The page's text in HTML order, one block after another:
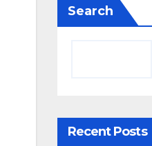
Search
Recent Posts